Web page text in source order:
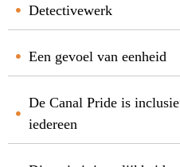
Detectivewerk
Een gevoel van eenheid
De Canal Pride is
iedereen